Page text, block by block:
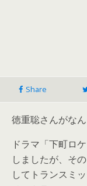
Share
徳重聡さんがな
ドラマ「下町ロ
しましたが、そ
してトランスミ